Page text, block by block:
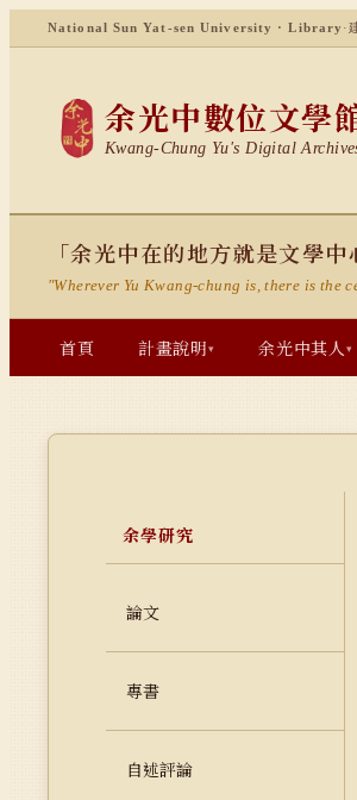
National Sun Yat-sen University · Library ·
余光中數位文學
Kwang-Chung Yu's Digital
「余光中在的地方就是文學中
"Wherever Yu Kwang-chung is, there is the
首頁 計畫說明▾ 余光中其人▾
余學研究
論文
專書
自述評論